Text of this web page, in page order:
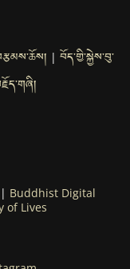
| བོད་གྱི་སྐྱེས་བུ་
Buddhist Digital
of Lives